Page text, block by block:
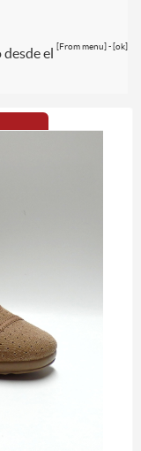
[From menu] - [ok]
el